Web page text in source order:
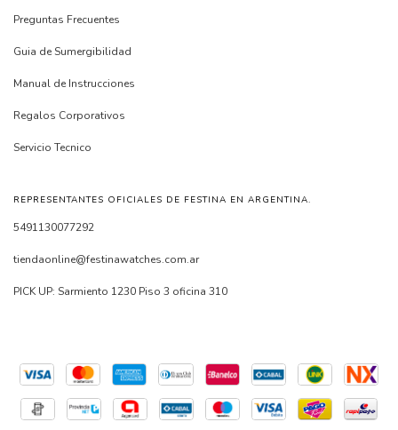
Preguntas Frecuentes
Guia de Sumergibilidad
Manual de Instrucciones
Regalos Corporativos
Servicio Tecnico
REPRESENTANTES OFICIALES DE FESTINA EN ARGENTINA.
5491130077292
tiendaonline@festinawatches.com.ar
PICK UP: Sarmiento 1230 Piso 3 oficina 310